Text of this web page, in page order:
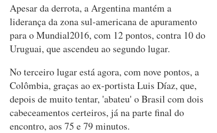
Apesar da derrota, a Argentina mantém a
liderança da zona sul-americana de apuramento
para o Mundial2016, com 12 pontos, contra 10 do
Uruguai, que ascendeu ao segundo lugar.
No terceiro lugar está agora, com nove pontos, a
Colômbia, graças ao ex-portista Luis Díaz, que,
depois de muito tentar, 'abateu' o Brasil com dois
cabeceamentos certeiros, já na parte final do
encontro, aos 75 e 79 minutos.